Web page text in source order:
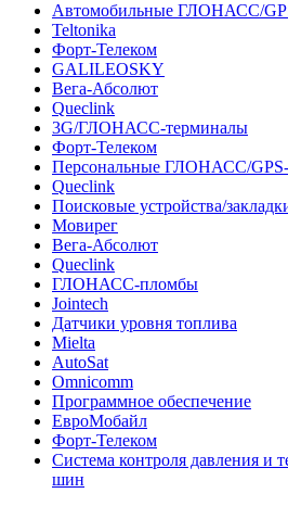
Автомобильные ГЛОНАСС/
Teltonika
Форт-Телеком
GALILEOSKY
Вега-Абсолют
Queclink
3G/ГЛОНАСС-терминалы
Форт-Телеком
Персональные ГЛОНАСС/GPS-
Queclink
Поисковые устройства/
Мовирег
Вега-Абсолют
Queclink
ГЛОНАСС-пломбы
Jointech
Датчики уровня топлива
Mielta
AutoSat
Omnicomm
Программное обеспечение
ЕвроМобайл
Форт-Телеком
Система контроля давления и
шин